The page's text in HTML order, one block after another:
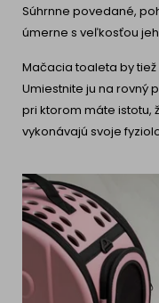
Súhrnne povedané,
úmerne s veľkosťou
Mačacia toaleta by
Umiestnite ju na rovný
pri ktorom máte istotu,
vykonávajú svoje